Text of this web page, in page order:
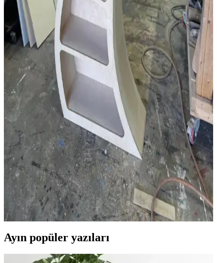
Kaplama ve Masif Ahşap Arasındaki Temel Farklar
ve Mobilya Seçiminde Önemi
Kaplama ve masif ahşap arasındaki farklar, dayanıklılık ve estetik
açısından mobilya seçiminde kritik rol oynar. Damar yönü, ağırlık ve
zımparalama gibi özelliklerle kaplama kolayca ayırt edilir.
Antika Masaların Restorasyonunda Patina Koruma
ve Yenileme Yöntemleri
Antika masaların restorasyonunda patina korunması ve yenileme
süreçleri ele alınarak, ahşap türleri, yüzey işlemleri ve cilalama
yöntemleri detaylandırılıyor. Doğru tekniklerle özgünlük ve
işlevsellik dengeleniyor.
Cheshire Cattywampus: Ahşap Raf Tasarımında
Kıvrımlı ve Asimetrik Yaratıcılık
Cheshire Cattywampus projesi, kıvrımlı ve asimetrik ahşap raf
tasarımıyla geleneksel mobilya anlayışını aşarak estetik ve
işlevselliği bir araya getiriyor. Malzeme seçimi ve yapım teknikleri
özgünlük katıyor.
Ayın popüler yazıları